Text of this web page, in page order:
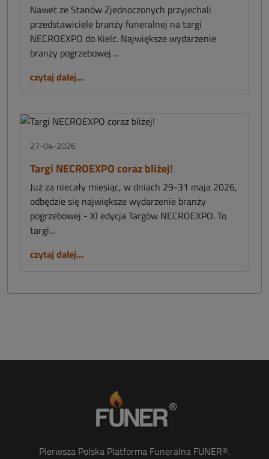
Nawet ze Stanów Zjednoczonych przyjechali
przedstawiciele branży funeralnej na targi
NECROEXPO do Kielc. Największe wydarzenie
branży pogrzebowej ...
czytaj dalej...
27-04-2026
Targi NECROEXPO coraz bliżej!
Już za niecały miesiąc, w dniach 29-31 maja 2026,
odbędzie się największe wydarzenie branży
pogrzebowej - XI edycja Targów NECROEXPO. To
targi...
czytaj dalej...
Pierwsza Polska Platforma Funeralna FUNER®.